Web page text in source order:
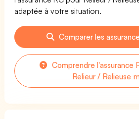
adaptée à votre situation.
Comparer les
Comprendre l'assurance
Relieur / Relieuse